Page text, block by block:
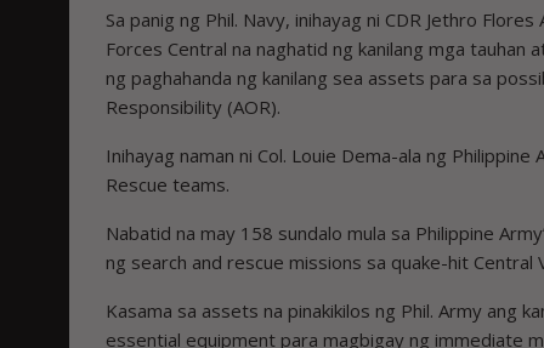
Sa panig ng Phil. Navy, inihayag ni CDR Jethro
Forces Central na naghatid ng kanilang mga
ng paghahanda ng kanilang sea assets para sa
Responsibility (AOR).
Inihayag naman ni Col. Louie Dema-ala ng
Rescue teams.
Nabatid na may 158 sundalo mula sa Philippine
ng search and rescue missions sa quake-hit Central
Kasama sa assets na pinakikilos ng Phil. Army ang
essential equipment para magbigay ng immediate